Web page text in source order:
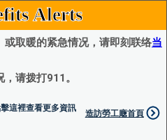
Alerts
取暖的紧急情况，请即刻联络当
请拨打911。
這裡查看更多資訊
造訪勞工廰首頁